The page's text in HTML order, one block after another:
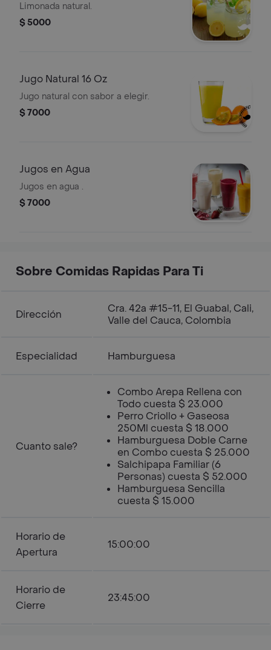
Limonada natural.
$ 5000
Jugo Natural 16 Oz
Jugo natural con sabor a elegir.
$ 7000
Jugos en Agua
Jugos en agua .
$ 7000
Sobre Comidas Rapidas Para Ti
Dirección
Cra. 42a #15-11, El Guabal, Cali,
Valle del Cauca, Colombia
Especialidad Hamburguesa
Cuanto sale?
Combo Arepa Rellena con
Todo cuesta $ 23.000
Perro Criollo + Gaseosa
250Ml cuesta $ 18.000
Hamburguesa Doble Carne
en Combo cuesta $ 25.000
Salchipapa Familiar (6
Personas) cuesta $ 52.000
Hamburguesa Sencilla
cuesta $ 15.000
Horario de
Apertura
15:00:00
Horario de
Cierre
23:45:00